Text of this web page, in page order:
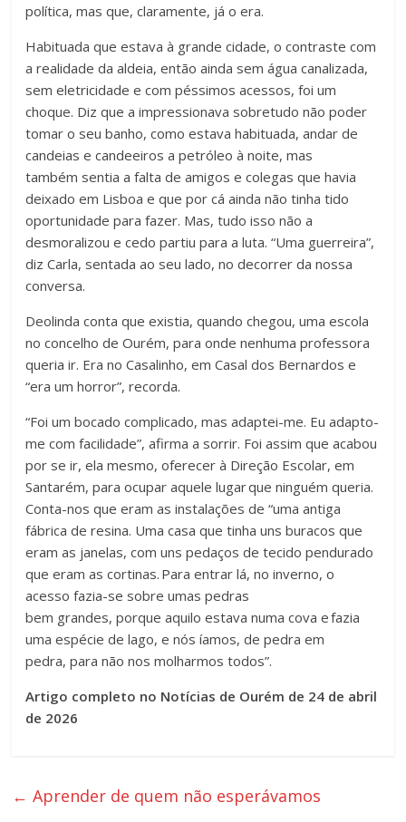
política, mas que, claramente, já o era.
Habituada que estava à grande cidade, o contraste com
a realidade da aldeia, então ainda sem água canalizada,
sem eletricidade e com péssimos acessos, foi um
choque. Diz que a impressionava sobretudo não poder
tomar o seu banho, como estava habituada, andar de
candeias e candeeiros a petróleo à noite, mas
também sentia a falta de amigos e colegas que havia
deixado em Lisboa e que por cá ainda não tinha tido
oportunidade para fazer. Mas, tudo isso não a
desmoralizou e cedo partiu para a luta. “Uma guerreira”,
diz Carla, sentada ao seu lado, no decorrer da nossa
conversa.
Deolinda conta que existia, quando chegou, uma escola
no concelho de Ourém, para onde nenhuma professora
queria ir. Era no Casalinho, em Casal dos Bernardos e
“era um horror”, recorda.
“Foi um bocado complicado, mas adaptei-me. Eu adapto-
me com facilidade”, afirma a sorrir. Foi assim que acabou
por se ir, ela mesmo, oferecer à Direção Escolar, em
Santarém, para ocupar aquele lugar que ninguém queria.
Conta-nos que eram as instalações de “uma antiga
fábrica de resina. Uma casa que tinha uns buracos que
eram as janelas, com uns pedaços de tecido pendurado
que eram as cortinas. Para entrar lá, no inverno, o
acesso fazia-se sobre umas pedras
bem grandes, porque aquilo estava numa cova e fazia
uma espécie de lago, e nós íamos, de pedra em
pedra, para não nos molharmos todos”.
Artigo completo no Notícias de Ourém de 24 de abril
de 2026
← Aprender de quem não esperávamos